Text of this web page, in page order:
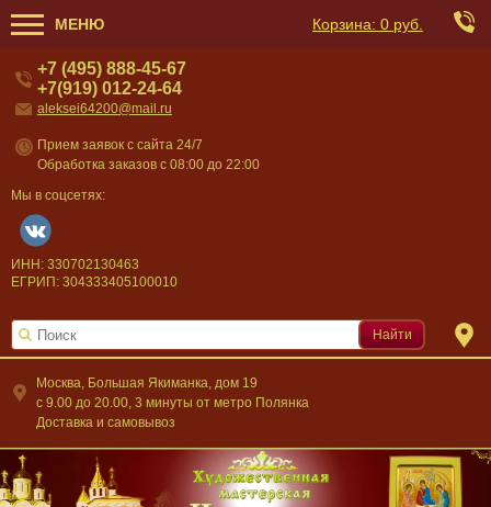
МЕНЮ Корзина: 0 руб.
Москва, Большая Якиманка, дом 19
c 9.00 до 20.00, 3 минуты от метро Полянка
Доставка и самовывоз
+7 (495) 888-45-67
+7(919) 012-24-64
aleksei64200@mail.ru
Прием заявок с сайта 24/7
Обработка заказов с 08:00 до 22:00
Мы в соцсетях:
ИНН: 330702130463
ЕГРИП: 304333405100010
Найти